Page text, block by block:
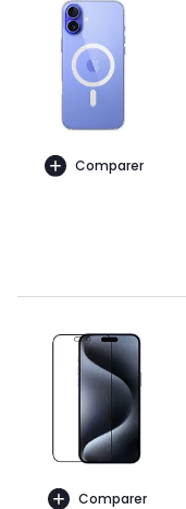
Comparer
Comparer